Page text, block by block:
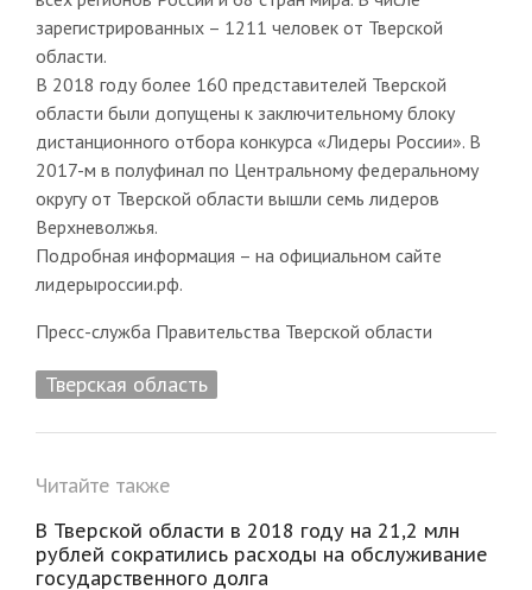
зарегистрированных – 1211 человек от Тверской
области.
В 2018 году более 160 представителей Тверской
области были допущены к заключительному блоку
дистанционного отбора конкурса «Лидеры России». В
2017-м в полуфинал по Центральному федеральному
округу от Тверской области вышли семь лидеров
Верхневолжья.
Подробная информация – на официальном сайте
лидерыроссии.рф.
Пресс-служба Правительства Тверской области
Тверская область
Читайте также
В Тверской области в 2018 году на 21,2 млн
рублей сократились расходы на обслуживание
государственного долга